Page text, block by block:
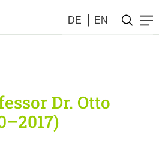
DE EN
Dr. Otto